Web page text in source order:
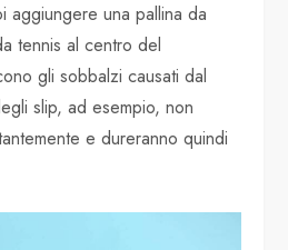
aggiungere una pallina da
tennis al centro del
gli sobbalzi causati dal
slip, ad esempio, non
e dureranno quindi